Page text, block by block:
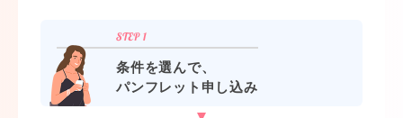
条件を選んで、
パンフレット申し込み